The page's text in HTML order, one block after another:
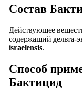
Состав
Действующее
содержащий дельта-
israelensis.
Способ
Бактицид